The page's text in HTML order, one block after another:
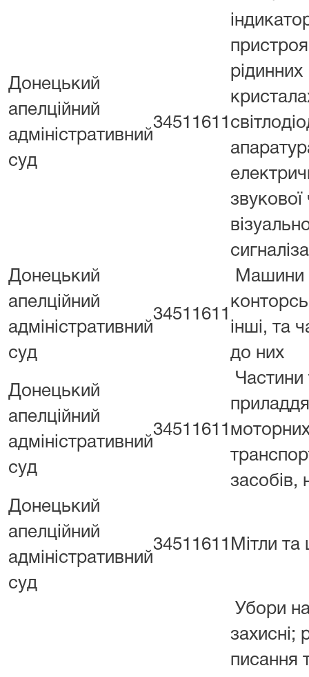
Донецький
апелційний
адміністративний
суд
34511611
рідинних
звукової
Донецький
апелційний
адміністративний
суд
34511611
Машини
інші, та
до них
Донецький
апелційний
адміністративний
суд
34511611
Частини
засобів,
Донецький
апелційний
адміністративний
суд
34511611 Мітли та
Убори
захисні;
писання